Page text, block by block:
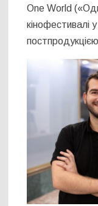
One World
кінофестивалі